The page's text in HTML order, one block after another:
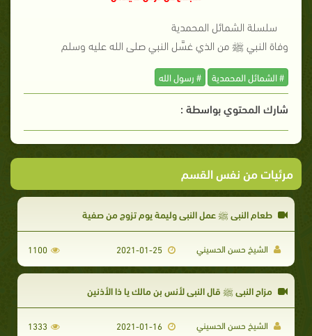
سلسلة الشمائل المحمدية
وفاة النبي ﷺ من الذي غسَّل النبي صلى الله عليه وسلم
# الشمائل المحمدية # رسول الله
شارك المحتوي بواسطة :
مرئيات من نفس القسم
طعام النبي ﷺ عمل النبي وليمة يوم تزوج من صفية
الشيخ حسن الحسيني 2021-01-25
1100
مزاح النبي ﷺ قال النبي لأنس بن مالك يا ذا الأذنين
الشيخ حسن الحسيني 2021-01-16
1333